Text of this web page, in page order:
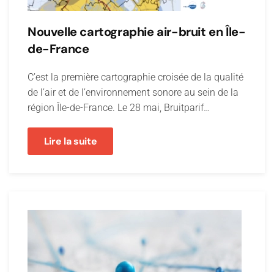
Nouvelle cartographie air-bruit en Île-
de-France
C’est la première cartographie croisée de la qualité
de l’air et de l’environnement sonore au sein de la
région Île-de-France. Le 28 mai, Bruitparif…
Lire la suite